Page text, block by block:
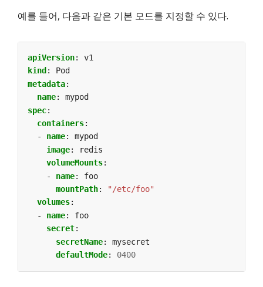
예를 들어, 다음과 같은 기본 모드를 지정할 수 있다.
apiVersion:
v1
kind :
Pod
metadata:
name:
mypod
spec:
containers:
- name:
mypod
image:
redis
volumeMounts:
- name:
foo
mountPath:
"/etc/foo"
volumes:
- name:
foo
secret:
secretName:
mysecret
defaultMode: 0400